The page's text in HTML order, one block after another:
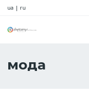
ua | ru
мода